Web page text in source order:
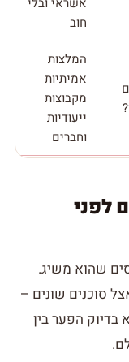
חוב
המלצות
אמיתיות
מקבוצות
ייעודיות
וחברים
לפני
שהוא משיג.
סוכנים שונים –
בדיוק הפער בין